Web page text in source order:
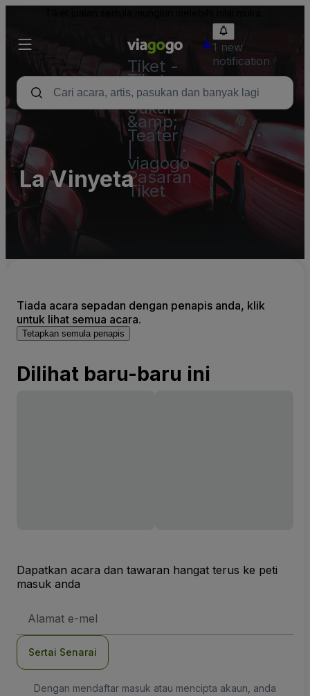
Tiket -
Tiket
Konsert,
Sukan
&amp;
Teater
viagogo
Pasaran
Tiket
1 new
notification
La Vinyeta
Tiada acara sepadan dengan penapis anda, klik
untuk lihat semua acara.
Tetapkan semula penapis
Dilihat baru-baru ini
Dapatkan acara dan tawaran hangat terus ke peti
masuk anda
E-
Sertai Senarai
Dengan mendaftar masuk atau mencipta akaun, anda